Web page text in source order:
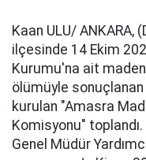
Kaan ULU/ ANKARA,
ilçesinde 14 Ekim
Kurumu'na ait
ölümüyle
kurulan "Amasra
Komisyonu"
Genel Müdür